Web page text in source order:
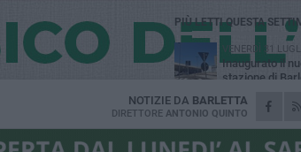
NOTIZIE DA BARLETTA
DIRETTORE ANTONIO QUINTO
PIÙ LETTI QUESTA
VENERDÌ 31
Inaugurato il
stazione di
MERCOLEDÌ 5
Barletta piange
64enne